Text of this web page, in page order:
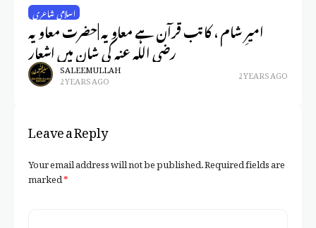
اسلامی شاعری
امیرِ شام ، کاتب قرآن ہے معاویہ |حضرت معاویہ
رضی اللہ عنہ کی شان میں اشعار
SALEEM ULLAH
2 YEARS AGO 2 YEARS AGO
Leave a Reply
Your email address will not be published.Required fields are
marked*